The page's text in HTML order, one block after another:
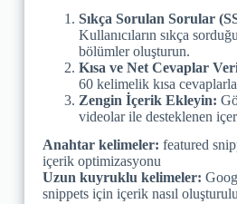
Sıkça Sorulan Sorular
Kullanıcıların sıkça
bölümler oluşturun.
Kısa ve Net Cevaplar
60 kelimelik kısa cevaplarla
Zengin İçerik Ekleyin:
videolar ile desteklenen
Anahtar kelimeler: featured
içerik optimizasyonu
Uzun kuyruklu kelimeler:
snippets için içerik nasıl